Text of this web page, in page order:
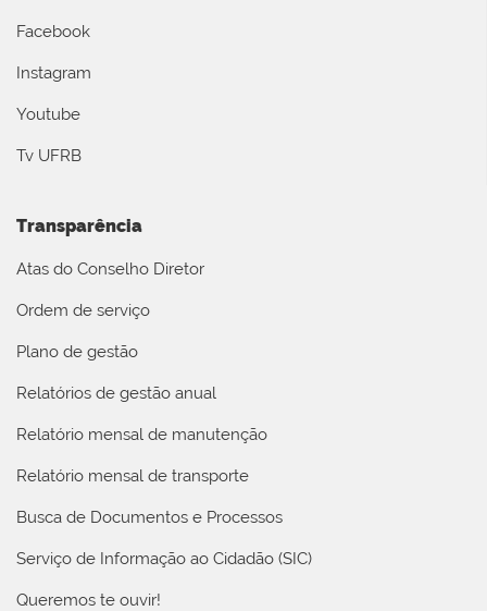
Facebook
Instagram
Youtube
Tv UFRB
Transparência
Atas do Conselho Diretor
Ordem de serviço
Plano de gestão
Relatórios de gestão anual
Relatório mensal de manutenção
Relatório mensal de transporte
Busca de Documentos e Processos
Serviço de Informação ao Cidadão (SIC)
Queremos te ouvir!